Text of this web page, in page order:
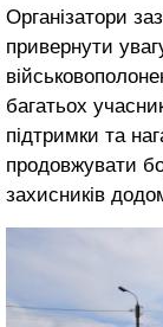
Організатори
привернути
багатьох
підтримки та
продовжувати
захисників